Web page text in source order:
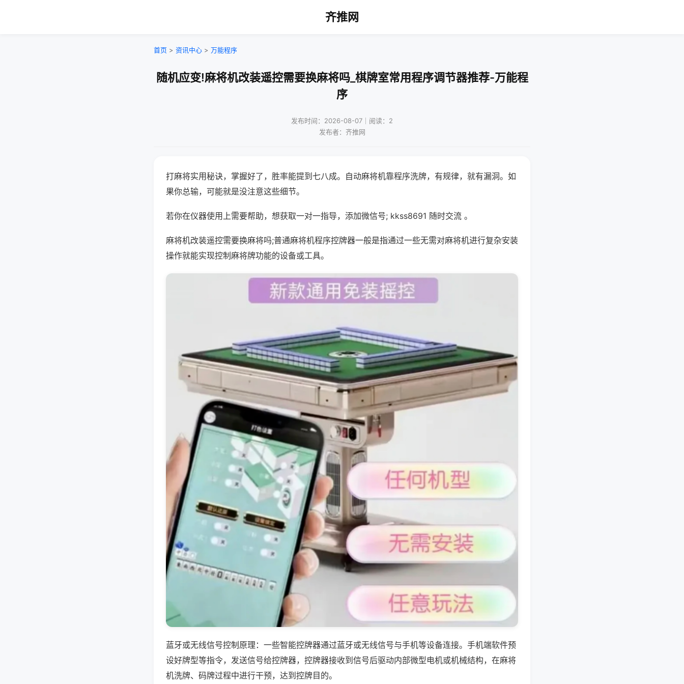
齐推网
首页 > 资讯中心 > 万能程序
随机应变!麻将机改装遥控需要换麻将吗_棋牌室常用程序调节器推荐-万能程
序
发布时间：2026-08-07｜阅读：2
发布者：齐推网
打麻将实用秘诀，掌握好了，胜率能提到七八成。自动麻将机靠程序洗牌，有规律，就有漏洞。如
果你总输，可能就是没注意这些细节。
若你在仪器使用上需要帮助，想获取一对一指导，添加微信号; kkss8691 随时交流 。
麻将机改装遥控需要换麻将吗;普通麻将机程序控牌器一般是指通过一些无需对麻将机进行复杂安装
操作就能实现控制麻将牌功能的设备或工具。
蓝牙或无线信号控制原理：一些智能控牌器通过蓝牙或无线信号与手机等设备连接。手机端软件预
设好牌型等指令，发送信号给控牌器，控牌器接收到信号后驱动内部微型电机或机械结构，在麻将
机洗牌、码牌过程中进行干预，达到控牌目的。